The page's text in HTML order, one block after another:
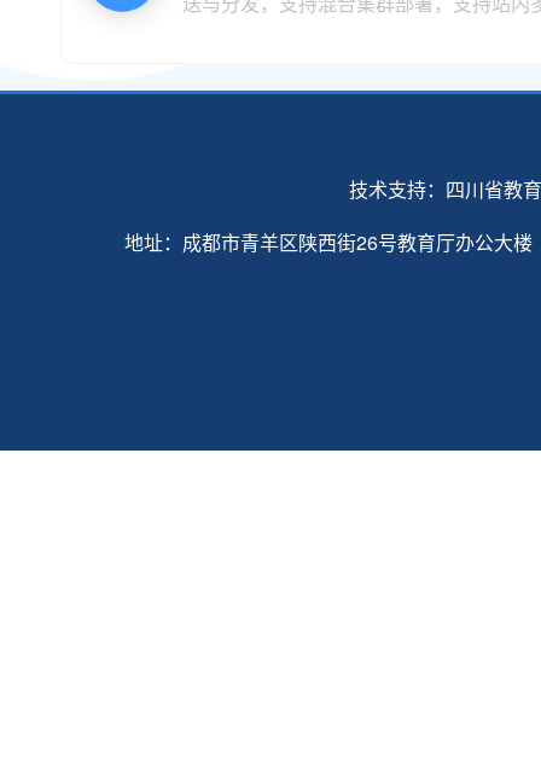
送与分发，支持混合集群部署，支持站内
技术支持：四川省教
地址：成都市青羊区陕西街26号教育厅办公大